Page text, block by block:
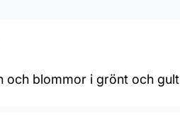
och blommor i grönt och gult